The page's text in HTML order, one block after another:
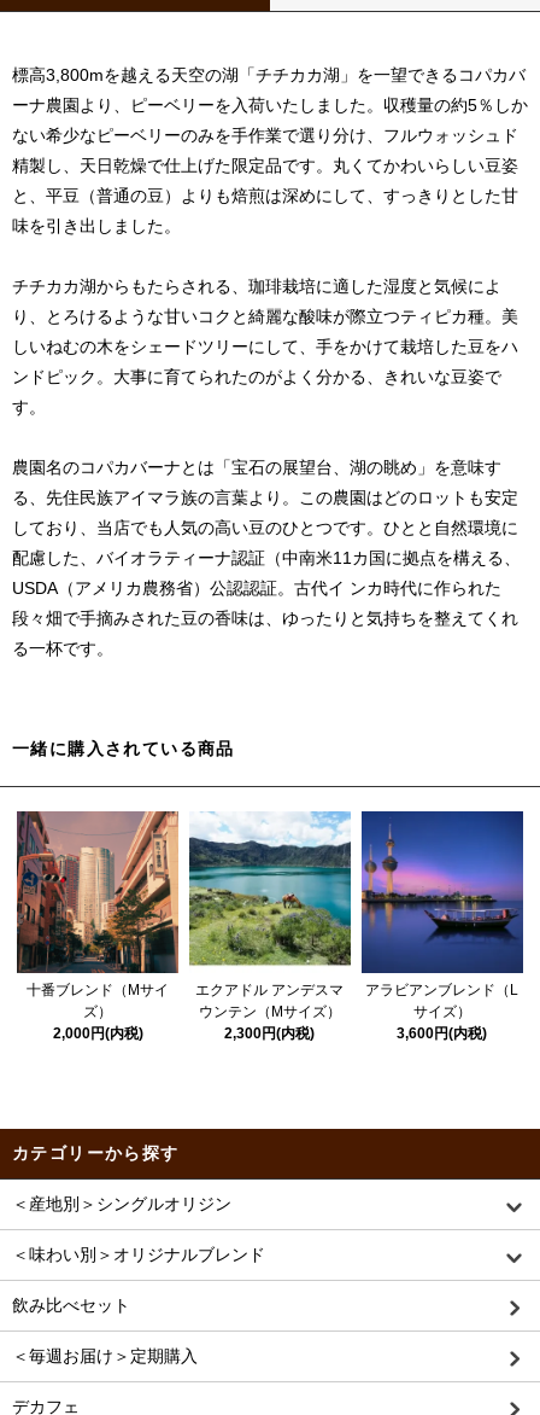
標高3,800mを越える天空の湖「チチカカ湖」を一望できるコパカバ
ーナ農園より、ピーベリーを入荷いたしました。収穫量の約5％しか
ない希少なピーベリーのみを手作業で選り分け、フルウォッシュド
精製し、天日乾燥で仕上げた限定品です。丸くてかわいらしい豆姿
と、平豆（普通の豆）よりも焙煎は深めにして、すっきりとした甘
味を引き出しました。
チチカカ湖からもたらされる、珈琲栽培に適した湿度と気候によ
り、とろけるような甘いコクと綺麗な酸味が際立つティピカ種。美
しいねむの木をシェードツリーにして、手をかけて栽培した豆をハ
ンドピック。大事に育てられたのがよく分かる、きれいな豆姿で
す。
農園名のコパカバーナとは「宝石の展望台、湖の眺め」を意味す
る、先住民族アイマラ族の言葉より。この農園はどのロットも安定
しており、当店でも人気の高い豆のひとつです。ひとと自然環境に
配慮した、バイオラティーナ認証（中南米11カ国に拠点を構える、
USDA（アメリカ農務省）公認認証。古代イ ンカ時代に作られた
段々畑で手摘みされた豆の香味は、ゆったりと気持ちを整えてくれ
る一杯です。
一緒に購入されている商品
十番ブレンド（Mサイ
ズ）
2,000円(内税)
エクアドル アンデスマ
ウンテン（Mサイズ）
2,300円(内税)
アラビアンブレンド（L
サイズ）
3,600円(内税)
カテゴリーから探す
＜産地別＞シングルオリジン
＜味わい別＞オリジナルブレンド
飲み比べセット
＜毎週お届け＞定期購入
デカフェ